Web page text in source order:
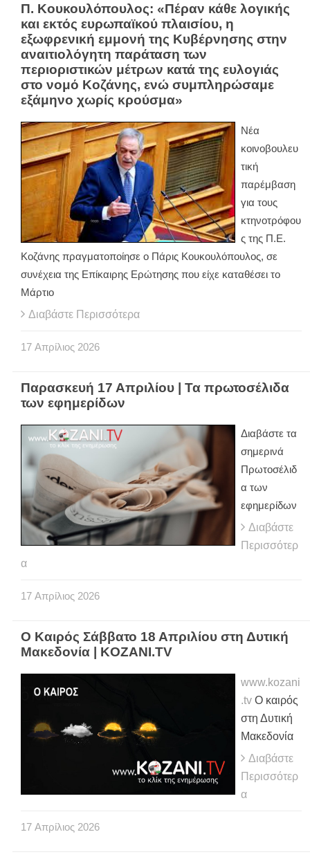
Π. Κουκουλόπουλος: «Πέραν κάθε λογικής
και εκτός ευρωπαϊκού πλαισίου, η
εξωφρενική εμμονή της Κυβέρνησης στην
αναιτιολόγητη παράταση των
περιοριστικών μέτρων κατά της ευλογιάς
στο νομό Κοζάνης, ενώ συμπληρώσαμε
εξάμηνο χωρίς κρούσμα»
Νέα
κοινοβουλευ
τική
παρέμβαση
για τους
κτηνοτρόφου
ς της Π.Ε.
Κοζάνης πραγματοποίησε ο Πάρις Κουκουλόπουλος, σε
συνέχεια της Επίκαιρης Ερώτησης που είχε καταθέσει το
Μάρτιο
Διαβάστε Περισσότερα
17 Απρίλιος 2026
Παρασκευή 17 Απριλίου | Τα πρωτοσέλιδα
των εφημερίδων
Διαβάστε τα
σημερινά
Πρωτοσέλιδ
α των
εφημερίδων
Διαβάστε
Περισσότερ
α
17 Απρίλιος 2026
Ο Καιρός Σάββατο 18 Απριλίου στη Δυτική
Μακεδονία | KOZANI.TV
www.kozani
.tv Ο καιρός
στη Δυτική
Μακεδονία
Διαβάστε
Περισσότερ
α
17 Απρίλιος 2026